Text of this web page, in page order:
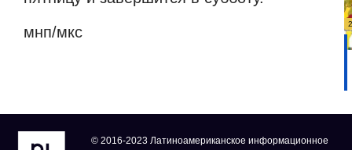
мнп/мкс
© 2016-2023 Латиноамериканское информационное